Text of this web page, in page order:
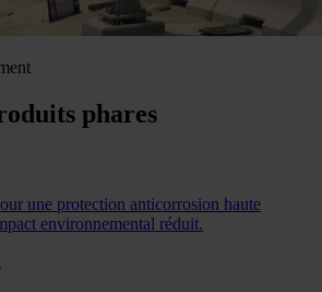
phares
une protection anticorrosion haute
environnemental réduit.